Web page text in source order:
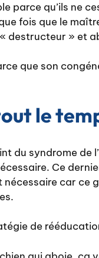
parce qu’ils ne
fois que le
destructeur » et
que son
le
du syndrome de
Ce
car ce
de